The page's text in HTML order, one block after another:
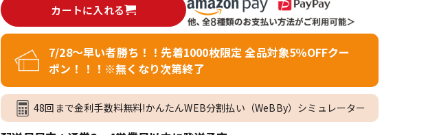
カートに入れる
7/28～早い者勝ち！！先着1000枚限定 全品対象5％OFFクー
ポン！！！※無くなり次第終了
48回まで金利手数料無料!かんたんWEB分割払い（WeBBy）シミュレーター